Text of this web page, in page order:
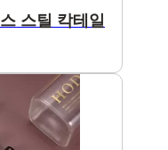
스틸 칵테일